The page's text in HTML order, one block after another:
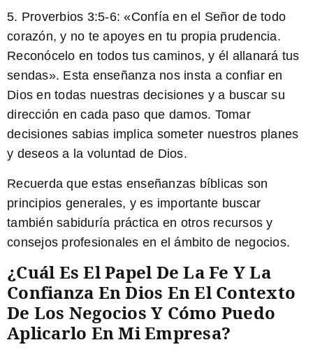
5. Proverbios 3:5-6: «Confía en el Señor de todo
corazón, y no te apoyes en tu propia prudencia.
Reconócelo en todos tus caminos, y él allanará tus
sendas». Esta enseñanza nos insta a confiar en
Dios en todas nuestras decisiones y a buscar su
dirección en cada paso que damos. Tomar
decisiones sabias implica someter nuestros planes
y deseos a la voluntad de Dios.
Recuerda que estas enseñanzas bíblicas son
principios generales, y es importante buscar
también sabiduría práctica en otros recursos y
consejos profesionales en el ámbito de negocios.
¿Cuál Es El Papel De La Fe Y La
Confianza En Dios En El Contexto
De Los Negocios Y Cómo Puedo
Aplicarlo En Mi Empresa?